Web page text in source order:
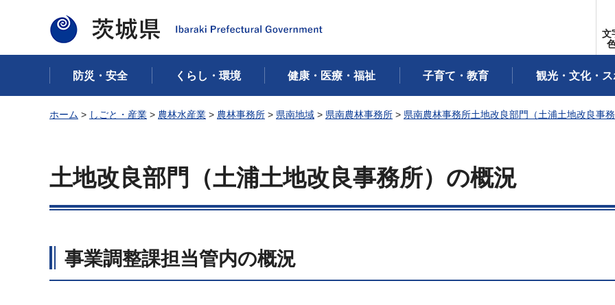
茨城県
文
防災・安全 くらし・環境 健康・医療・福祉 子育て・教育 観光・文化・
ホーム > しごと・産業 > 農林水産業 > 農林事務所 > 県南地域 > 県南農林事務所 > 県南農林事務所土地改良部門（土浦土地改良事
土地改良部門（土浦土地改良事務所）の概況
事業調整課担当管内の概況